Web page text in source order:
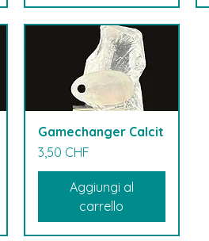
Gamechanger Calcit
Prezzo
3,50 CHF
Aggiungi al
carrello